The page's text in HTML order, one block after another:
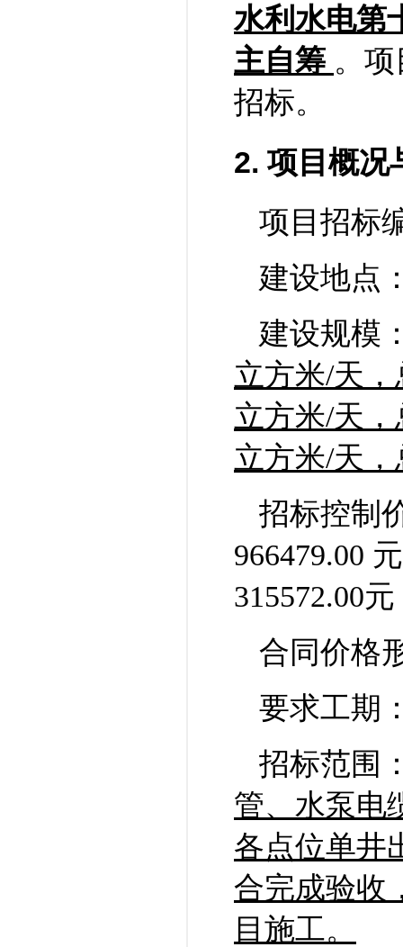
水利水电第
主自筹 。 项
招标。
2. 项目概况
项目招标
建设地点
建设规模
立方米/天
立方米/天
立方米/天
招标控制
966479.00 元
315572.00
合同价格
要求工期
招标范围
管、水泵电
各点位单井
合完成验收
目施工。